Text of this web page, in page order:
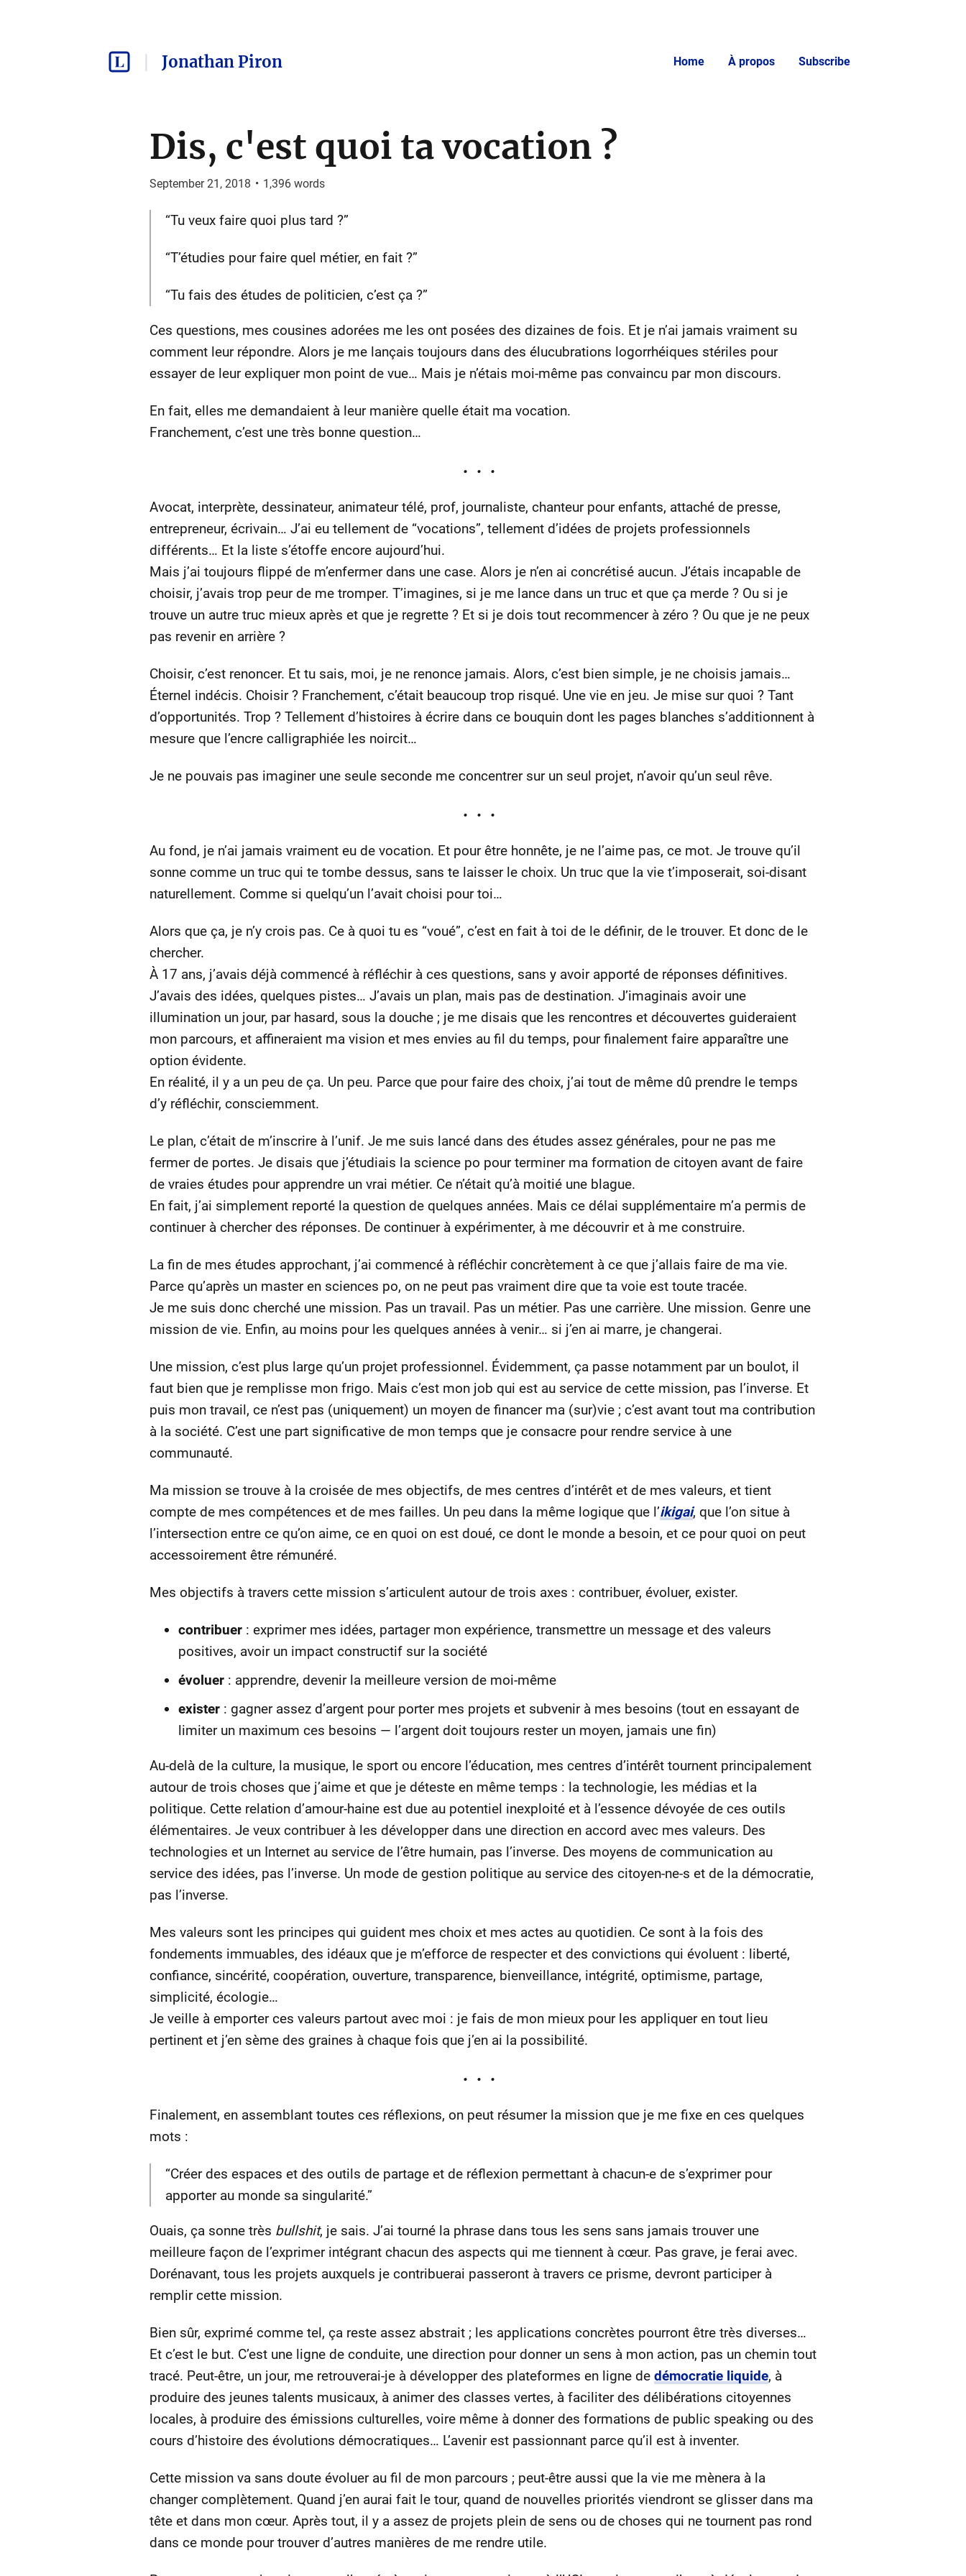
Jonathan Piron Home À propos Subscribe
Dis, c'est quoi ta vocation ?
September 21, 2018 • 1,396words
“Tu veux faire quoi plus tard ?”
“T’étudies pour faire quel métier, en fait ?”
“Tu fais des études de politicien, c’est ça ?”
Ces questions, mes cousines adorées me les ont posées des dizaines de fois. Et je n’ai jamais vraiment su
comment leur répondre. Alors je me lançais toujours dans des élucubrations logorrhéiques stériles pour
essayer de leur expliquer mon point de vue… Mais je n’étais moi-même pas convaincu par mon discours.
En fait, elles me demandaient à leur manière quelle était ma vocation.
Franchement, c’est une très bonne question…
Avocat, interprète, dessinateur, animateur télé, prof, journaliste, chanteur pour enfants, attaché de presse,
entrepreneur, écrivain… J’ai eu tellement de “vocations”, tellement d’idées de projets professionnels
différents… Et la liste s’étoffe encore aujourd’hui.
Mais j’ai toujours flippé de m’enfermer dans une case. Alors je n’en ai concrétisé aucun. J’étais incapable de
choisir, j’avais trop peur de me tromper. T’imagines, si je me lance dans un truc et que ça merde ? Ou si je
trouve un autre truc mieux après et que je regrette ? Et si je dois tout recommencer à zéro ? Ou que je ne peux
pas revenir en arrière ?
Choisir, c’est renoncer. Et tu sais, moi, je ne renonce jamais. Alors, c’est bien simple, je ne choisis jamais…
Éternel indécis. Choisir ? Franchement, c’était beaucoup trop risqué. Une vie en jeu. Je mise sur quoi ? Tant
d’opportunités. Trop ? Tellement d’histoires à écrire dans ce bouquin dont les pages blanches s’additionnent à
mesure que l’encre calligraphiée les noircit…
Je ne pouvais pas imaginer une seule seconde me concentrer sur un seul projet, n’avoir qu’un seul rêve.
Au fond, je n’ai jamais vraiment eu de vocation. Et pour être honnête, je ne l’aime pas, ce mot. Je trouve qu’il
sonne comme un truc qui te tombe dessus, sans te laisser le choix. Un truc que la vie t’imposerait, soi-disant
naturellement. Comme si quelqu’un l’avait choisi pour toi…
Alors que ça, je n’y crois pas. Ce à quoi tu es “voué”, c’est en fait à toi de le définir, de le trouver. Et donc de le
chercher.
À 17 ans, j’avais déjà commencé à réfléchir à ces questions, sans y avoir apporté de réponses définitives.
J’avais des idées, quelques pistes… J’avais un plan, mais pas de destination. J’imaginais avoir une
illumination un jour, par hasard, sous la douche ; je me disais que les rencontres et découvertes guideraient
mon parcours, et affineraient ma vision et mes envies au fil du temps, pour finalement faire apparaître une
option évidente.
En réalité, il y a un peu de ça. Un peu. Parce que pour faire des choix, j’ai tout de même dû prendre le temps
d’y réfléchir, consciemment.
Le plan, c’était de m’inscrire à l’unif. Je me suis lancé dans des études assez générales, pour ne pas me
fermer de portes. Je disais que j’étudiais la science po pour terminer ma formation de citoyen avant de faire
de vraies études pour apprendre un vrai métier. Ce n’était qu’à moitié une blague.
En fait, j’ai simplement reporté la question de quelques années. Mais ce délai supplémentaire m’a permis de
continuer à chercher des réponses. De continuer à expérimenter, à me découvrir et à me construire.
La fin de mes études approchant, j’ai commencé à réfléchir concrètement à ce que j’allais faire de ma vie.
Parce qu’après un master en sciences po, on ne peut pas vraiment dire que ta voie est toute tracée.
Je me suis donc cherché une mission. Pas un travail. Pas un métier. Pas une carrière. Une mission. Genre une
mission de vie. Enfin, au moins pour les quelques années à venir… si j’en ai marre, je changerai.
Une mission, c’est plus large qu’un projet professionnel. Évidemment, ça passe notamment par un boulot, il
faut bien que je remplisse mon frigo. Mais c’est mon job qui est au service de cette mission, pas l’inverse. Et
puis mon travail, ce n’est pas (uniquement) un moyen de financer ma (sur)vie ; c’est avant tout ma contribution
à la société. C’est une part significative de mon temps que je consacre pour rendre service à une
communauté.
Ma mission se trouve à la croisée de mes objectifs, de mes centres d’intérêt et de mes valeurs, et tient
compte de mes compétences et de mes failles. Un peu dans la même logique que l’ikigai, que l’on situe à
l’intersection entre ce qu’on aime, ce en quoi on est doué, ce dont le monde a besoin, et ce pour quoi on peut
accessoirement être rémunéré.
Mes objectifs à travers cette mission s’articulent autour de trois axes : contribuer, évoluer, exister.
contribuer: exprimer mes idées, partager mon expérience, transmettre un message et des valeurs
positives, avoir un impact constructif sur la société
évoluer: apprendre, devenir la meilleure version de moi-même
exister: gagner assez d’argent pour porter mes projets et subvenir à mes besoins (tout en essayant de
limiter un maximum ces besoins — l’argent doit toujours rester un moyen, jamais une fin)
Au-delà de la culture, la musique, le sport ou encore l’éducation, mes centres d’intérêt tournent principalement
autour de trois choses que j’aime et que je déteste en même temps : la technologie, les médias et la
politique. Cette relation d’amour-haine est due au potentiel inexploité et à l’essence dévoyée de ces outils
élémentaires. Je veux contribuer à les développer dans une direction en accord avec mes valeurs. Des
technologies et un Internet au service de l’être humain, pas l’inverse. Des moyens de communication au
service des idées, pas l’inverse. Un mode de gestion politique au service des citoyen-ne-s et de la démocratie,
pas l’inverse.
Mes valeurs sont les principes qui guident mes choix et mes actes au quotidien. Ce sont à la fois des
fondements immuables, des idéaux que je m’efforce de respecter et des convictions qui évoluent : liberté,
confiance, sincérité, coopération, ouverture, transparence, bienveillance, intégrité, optimisme, partage,
simplicité, écologie…
Je veille à emporter ces valeurs partout avec moi : je fais de mon mieux pour les appliquer en tout lieu
pertinent et j’en sème des graines à chaque fois que j’en ai la possibilité.
Finalement, en assemblant toutes ces réflexions, on peut résumer la mission que je me fixe en ces quelques
mots :
“Créer des espaces et des outils de partage et de réflexion permettant à chacun-e de s’exprimer pour
apporter au monde sa singularité.”
Ouais, ça sonne très bullshit, je sais. J’ai tourné la phrase dans tous les sens sans jamais trouver une
meilleure façon de l’exprimer intégrant chacun des aspects qui me tiennent à cœur. Pas grave, je ferai avec.
Dorénavant, tous les projets auxquels je contribuerai passeront à travers ce prisme, devront participer à
remplir cette mission.
Bien sûr, exprimé comme tel, ça reste assez abstrait ; les applications concrètes pourront être très diverses…
Et c’est le but. C’est une ligne de conduite, une direction pour donner un sens à mon action, pas un chemin tout
tracé. Peut-être, un jour, me retrouverai-je à développer des plateformes en ligne de démocratie liquide, à
produire des jeunes talents musicaux, à animer des classes vertes, à faciliter des délibérations citoyennes
locales, à produire des émissions culturelles, voire même à donner des formations de public speaking ou des
cours d’histoire des évolutions démocratiques… L’avenir est passionnant parce qu’il est à inventer.
Cette mission va sans doute évoluer au fil de mon parcours ; peut-être aussi que la vie me mènera à la
changer complètement. Quand j’en aurai fait le tour, quand de nouvelles priorités viendront se glisser dans ma
tête et dans mon cœur. Après tout, il y a assez de projets plein de sens ou de choses qui ne tournent pas rond
dans ce monde pour trouver d’autres manières de me rendre utile.